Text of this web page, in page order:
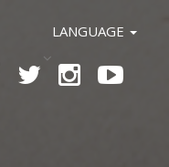
LANGUAGE